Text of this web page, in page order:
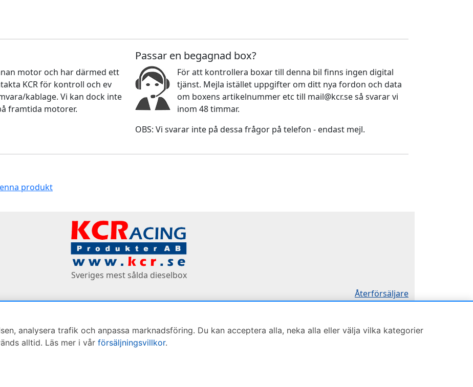
analysera trafik och anpassa marknadsföring. Du kan acceptera alla, neka alla eller välja vilka kategorier
alltid. Läs mer i vår försäljningsvillkor.
motor och har därmed ett
KCR för kontroll och ev
kablage. Vi kan dock inte
framtida motorer.
Passar en begagnad box?
För att kontrollera boxar till denna bil finns ingen digital
tjänst. Mejla istället uppgifter om ditt nya fordon och data
om boxens artikelnummer etc till mail@kcr.se så svarar vi
inom 48 timmar.
OBS: Vi svarar inte på dessa frågor på telefon - endast mejl.
produkt
Sveriges mest sålda dieselbox
Återförsäljare
Öppettider